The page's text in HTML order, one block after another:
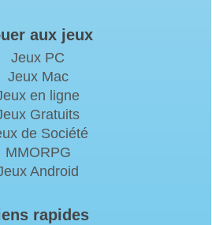
aux jeux
Jeux PC
Jeux Mac
en ligne
Gratuits
de Société
MMORPG
Android
rapides